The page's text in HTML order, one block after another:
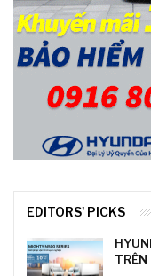
EDITORS' PICKS
TRÊN